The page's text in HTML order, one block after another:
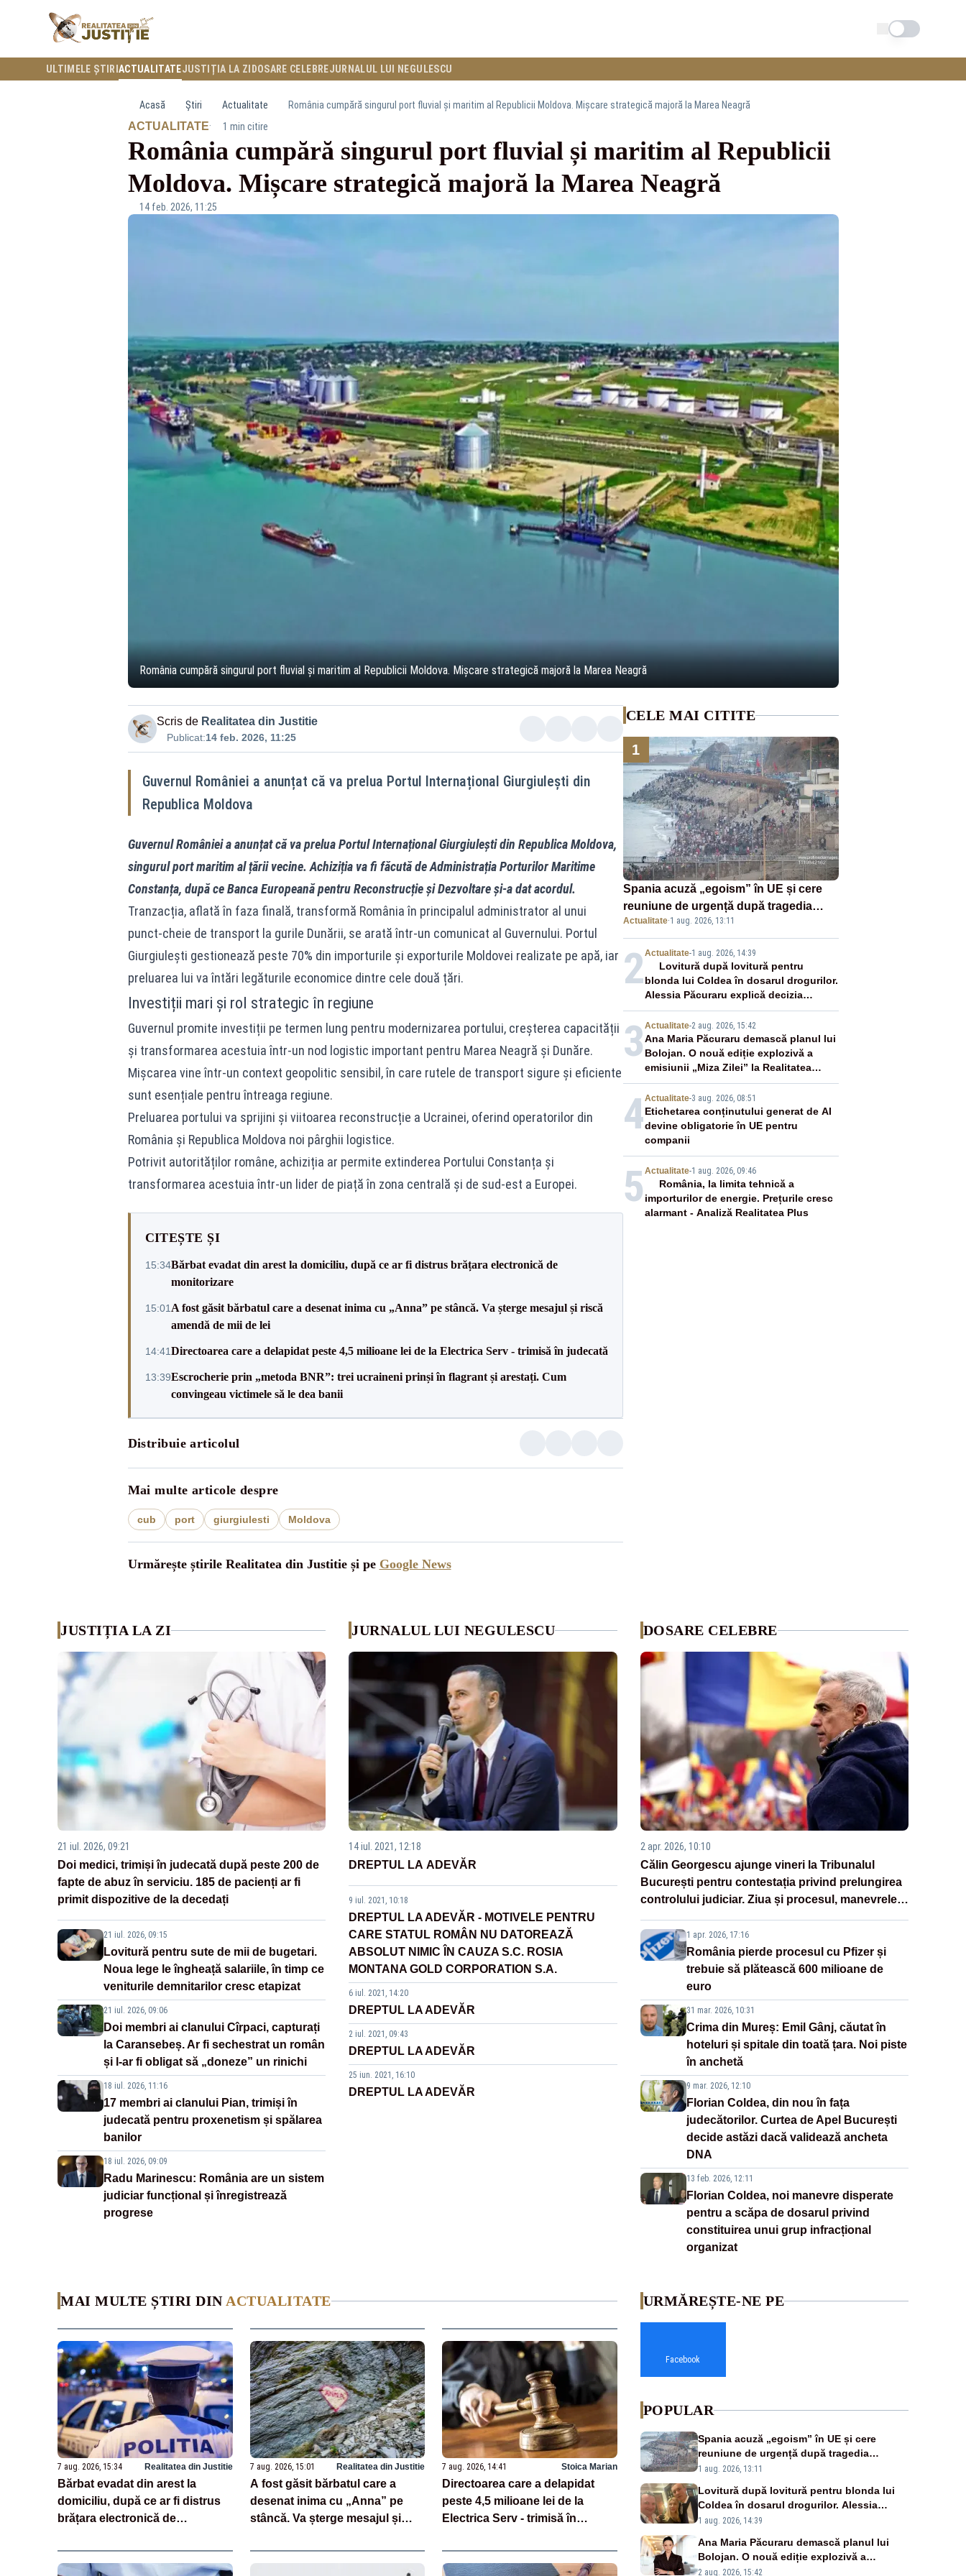
Schimba tema
ULTIMELE ȘTIRI ACTUALITATEJUSTIȚIA LA ZI DOSARE CELEBREJURNALUL LUI NEGULESCU
Acasă Știri Actualitate România cumpără singurul port fluvial și maritim al Republicii Moldova. Mișcare strategică majoră la Marea Neagră
ACTUALITATE· 1 min citire
România cumpără singurul port fluvial și maritim al Republicii
Moldova. Mișcare strategică majoră la Marea Neagră
14 feb. 2026, 11:25
România cumpără singurul port fluvial și maritim al Republicii Moldova. Mișcare strategică majoră la Marea Neagră
Scris de Realitatea din Justitie
Publicat:14 feb. 2026, 11:25
Guvernul României a anunțat că va prelua Portul Internațional Giurgiulești din
Republica Moldova
Guvernul României a anunțat că va prelua Portul Internațional Giurgiulești din Republica Moldova,
singurul port maritim al țării vecine. Achiziția va fi făcută de Administrația Porturilor Maritime
Constanța, după ce Banca Europeană pentru Reconstrucție și Dezvoltare și-a dat acordul.
Tranzacția, aflată în faza finală, transformă România în principalul administrator al unui
punct-cheie de transport la gurile Dunării, se arată într-un comunicat al Guvernului. Portul
Giurgiulești gestionează peste 70% din importurile și exporturile Moldovei realizate pe apă, iar
preluarea lui va întări legăturile economice dintre cele două țări.
Investiții mari și rol strategic în regiune
Guvernul promite investiții pe termen lung pentru modernizarea portului, creșterea capacității
și transformarea acestuia într-un nod logistic important pentru Marea Neagră și Dunăre.
Mișcarea vine într-un context geopolitic sensibil, în care rutele de transport sigure și eficiente
sunt esențiale pentru întreaga regiune.
Preluarea portului va sprijini și viitoarea reconstrucție a Ucrainei, oferind operatorilor din
România și Republica Moldova noi pârghii logistice.
Potrivit autorităților române, achiziția ar permite extinderea Portului Constanța și
transformarea acestuia într-un lider de piață în zona centrală și de sud-est a Europei.
CITEȘTE ȘI
15:34Bărbat evadat din arest la domiciliu, după ce ar fi distrus brățara electronică de
monitorizare
15:01 A fost găsit bărbatul care a desenat inima cu „Anna” pe stâncă. Va șterge mesajul și riscă
amendă de mii de lei
14:41Directoarea care a delapidat peste 4,5 milioane lei de la Electrica Serv - trimisă în judecată
13:39Escrocherie prin „metoda BNR”: trei ucraineni prinși în flagrant și arestați. Cum
convingeau victimele să le dea banii
Distribuie articolul
Mai multe articole despre
cub port giurgiulesti Moldova
Urmărește știrile Realitatea din Justitie și pe Google News
CELE MAI CITITE
1
Spania acuză „egoism” în UE și cere
reuniune de urgență după tragedia
migranților din Ceuta. Zeci de oameni
au murit
Actualitate·1 aug. 2026, 13:11
2Actualitate-1 aug. 2026, 14:39
Lovitură după lovitură pentru
blonda lui Coldea în dosarul drogurilor.
Alessia Păcuraru explică decizia
magistraților
3 Actualitate-2 aug. 2026, 15:42
Ana Maria Păcuraru demască planul lui
Bolojan. O nouă ediție explozivă a
emisiunii „Miza Zilei” la Realitatea
PLUS
4Actualitate-3 aug. 2026, 08:51
Etichetarea conținutului generat de AI
devine obligatorie în UE pentru
companii
5 Actualitate-1 aug. 2026, 09:46
România, la limita tehnică a
importurilor de energie. Prețurile cresc
alarmant - Analiză Realitatea Plus
JUSTIȚIA LA ZI
21 iul. 2026, 09:21
Doi medici, trimiși în judecată după peste 200 de
fapte de abuz în serviciu. 185 de pacienți ar fi
primit dispozitive de la decedați
21 iul. 2026, 09:15
Lovitură pentru sute de mii de bugetari.
Noua lege le îngheață salariile, în timp ce
veniturile demnitarilor cresc etapizat
21 iul. 2026, 09:06
Doi membri ai clanului Cîrpaci, capturați
la Caransebeș. Ar fi sechestrat un român
și l-ar fi obligat să „doneze” un rinichi
18 iul. 2026, 11:16
17 membri ai clanului Pian, trimiși în
judecată pentru proxenetism și spălarea
banilor
18 iul. 2026, 09:09
Radu Marinescu: România are un sistem
judiciar funcțional și înregistrează
progrese
JURNALUL LUI NEGULESCU
14 iul. 2021, 12:18
DREPTUL LA ADEVĂR
9 iul. 2021, 10:18
DREPTUL LA ADEVĂR - MOTIVELE PENTRU
CARE STATUL ROMÂN NU DATOREAZĂ
ABSOLUT NIMIC ÎN CAUZA S.C. ROSIA
MONTANA GOLD CORPORATION S.A.
6 iul. 2021, 14:20
DREPTUL LA ADEVĂR
2 iul. 2021, 09:43
DREPTUL LA ADEVĂR
25 iun. 2021, 16:10
DREPTUL LA ADEVĂR
DOSARE CELEBRE
2 apr. 2026, 10:10
Călin Georgescu ajunge vineri la Tribunalul
București pentru contestația privind prelungirea
controlului judiciar. Ziua și procesul, manevrele
1 apr. 2026, 17:16
România pierde procesul cu Pfizer și
trebuie să plătească 600 milioane de
euro
31 mar. 2026, 10:31
Crima din Mureș: Emil Gânj, căutat în
hoteluri și spitale din toată țara. Noi piste
în anchetă
9 mar. 2026, 12:10
Florian Coldea, din nou în fața
judecătorilor. Curtea de Apel București
decide astăzi dacă validează ancheta
DNA
13 feb. 2026, 12:11
Florian Coldea, noi manevre disperate
pentru a scăpa de dosarul privind
constituirea unui grup infracțional
organizat
MAI MULTE ȘTIRI DIN ACTUALITATE
7 aug. 2026, 15:34 Realitatea din Justitie
Bărbat evadat din arest la
domiciliu, după ce ar fi distrus
brățara electronică de
7 aug. 2026, 15:01 Realitatea din Justitie
A fost găsit bărbatul care a
desenat inima cu „Anna” pe
stâncă. Va șterge mesajul și
7 aug. 2026, 14:41 Stoica Marian
Directoarea care a delapidat
peste 4,5 milioane lei de la
Electrica Serv - trimisă în
URMĂREȘTE-NE PE
Facebook
POPULAR
Spania acuză „egoism” în UE și cere
reuniune de urgență după tragedia
migranților din Ceuta. Zeci de oameni au
1 aug. 2026, 13:11
Lovitură după lovitură pentru blonda lui
Coldea în dosarul drogurilor. Alessia
Păcuraru explică decizia magistraților
1 aug. 2026, 14:39
Ana Maria Păcuraru demască planul lui
Bolojan. O nouă ediție explozivă a
emisiunii „Miza Zilei” la Realitatea PLUS
2 aug. 2026, 15:42